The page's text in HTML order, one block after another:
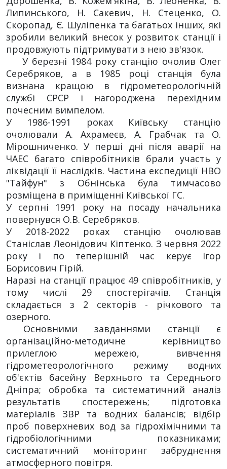
Липинського, Н. Сакевич, Н. Стеценко, О.
Скоропад, Є. Шуліпенка та багатьох інших, які
зробили великий внесок у розвиток станції і
продовжують підтримувати з нею зв'язок.
У березні 1984 року станцію очолив Олег
Серебряков, а в 1985 році станція була
визнана кращою в гідрометеорологічній
службі СРСР і нагороджена перехідним
почесним вимпелом.
У 1986-1991 роках Київську станцію
очолювали А. Ахрамеєв, А. Грабчак та О.
Мірошниченко. У перші дні після аварії на
ЧАЕС багато співробітників брали участь у
ліквідації її наслідків. Частина експедиції НВО
"Тайфун" з Обнінська була тимчасово
розміщена в приміщенні Київської ГС.
У серпні 1991 року на посаду начальника
повернувся О.В. Серебряков.
У 2018-2022 роках станцію очолював
Станіслав Леонідович Кіптенко. З червня 2022
року і по теперішній час керує Ігор
Борисович Гірій.
Наразі на станції працює 49 співробітників, у
тому числі 29 спостерігачів. Станція
складається з 2 секторів - річкового та
озерного.
Основними завданнями станції є
організаційно-методичне керівництво
прилеглою мережею, вивчення
гідрометеорологічного режиму водних
об'єктів басейну Верхнього та Середнього
Дніпра; обробка та систематичний аналіз
результатів спостережень; підготовка
матеріалів ЗВР та водних балансів; відбір
проб поверхневих вод за гідрохімічними та
гідробіологічними показниками;
систематичний моніторинг забруднення
атмосферного повітря.